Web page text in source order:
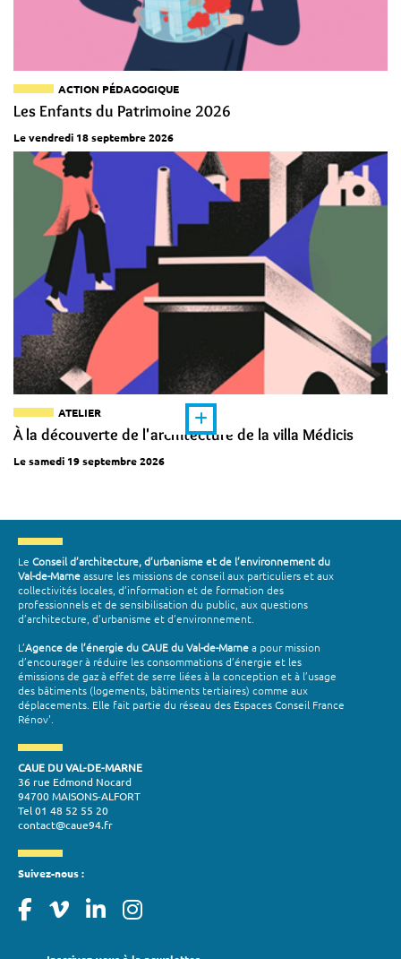
ACTION PÉDAGOGIQUE
Les Enfants du Patrimoine 2026
Le vendredi 18 septembre 2026
ATELIER
À la découverte de l'architecture de la villa Médicis
Le samedi 19 septembre 2026
Le Conseil d’architecture, d’urbanisme et de l’environnement du
Val-de-Marneassure les missions de conseil aux particuliers et aux
collectivités locales, d’information et de formation des
professionnels et de sensibilisation du public, aux questions
d’architecture, d’urbanisme et d’environnement.
L’Agence de l’énergie du CAUE du Val-de-Marnea pour mission
d’encourager à réduire les consommations d’énergie et les
émissions de gaz à effet de serre liées à la conception et à l’usage
des bâtiments (logements, bâtiments tertiaires) comme aux
déplacements. Elle fait partie du réseau des Espaces Conseil France
Rénov'.
CAUE DU VAL-DE-MARNE
36 rue Edmond Nocard
94700 MAISONS-ALFORT
Tel 01 48 52 55 20
contact@caue94.fr
Suivez-nous :